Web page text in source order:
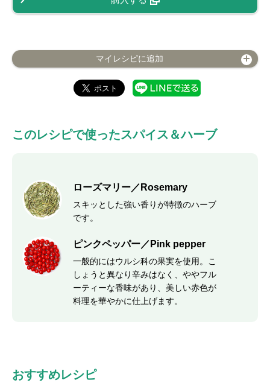
マイレシピに追加
このレシピで使ったスパイス＆ハーブ
ローズマリー／Rosemary
スキッとした強い香りが特徴のハーブ
です。
ピンクペッパー／Pink pepper
一般的にはウルシ科の果実を使用。こ
しょうと異なり辛みはなく、ややフル
ーティーな香味があり、美しい赤色が
料理を華やかに仕上げます。
おすすめレシピ